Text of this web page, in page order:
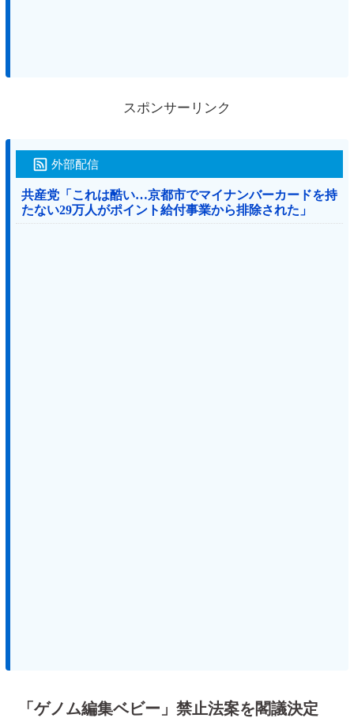
スポンサーリンク
外部配信
共産党「これは酷い…京都市でマイナンバーカードを持
たない29万人がポイント給付事業から排除された」
「ゲノム編集ベビー」禁止法案を閣議決定